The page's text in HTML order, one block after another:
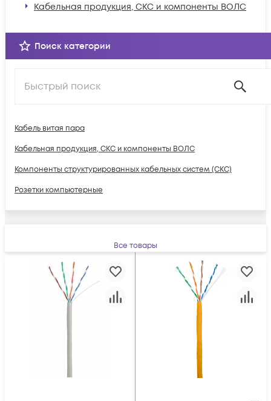
Кабельная продукция, СКС и компоненты ВОЛС
Поиск категории
Кабель витая пара
Кабельная продукция, СКС и компоненты ВОЛС
Компоненты структурированных кабельных систем (СКС)
Розетки компьютерные
Все товары